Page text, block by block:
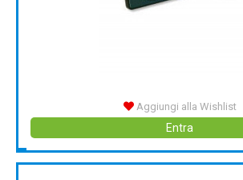
Aggiungi alla Wishlist
Entra